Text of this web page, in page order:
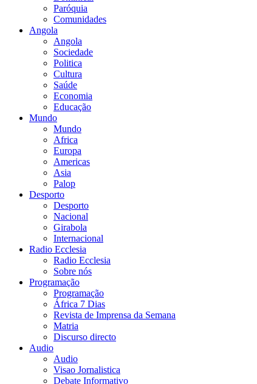
Paróquia
Comunidades
Angola
Angola
Sociedade
Politica
Cultura
Saúde
Economia
Educação
Mundo
Mundo
Africa
Europa
Americas
Asia
Palop
Desporto
Desporto
Nacional
Girabola
Internacional
Radio Ecclesia
Radio Ecclesia
Sobre nós
Programação
Programação
África 7 Dias
Revista de Imprensa da Semana
Matria
Discurso directo
Audio
Audio
Visao Jornalistica
Debate Informativo